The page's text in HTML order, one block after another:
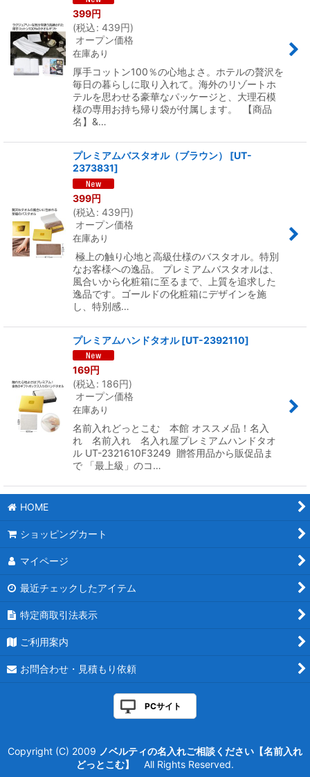
399円
(税込: 439円)
オープン価格
在庫あり
厚手コットン100％の心地よさ。ホテルの贅沢を
毎日の暮らしに取り入れて。海外のリゾートホ
テルを思わせる豪華なパッケージと、大理石模
様の専用お持ち帰り袋が付属します。 【商品
名】&…
プレミアムバスタオル（ブラウン） [UT-
2373831]
399円
(税込: 439円)
オープン価格
在庫あり
極上の触り心地と高級仕様のバスタオル。特別
なお客様への逸品。 プレミアムバスタオルは、
風合いから化粧箱に至るまで、上質を追求した
逸品です。ゴールドの化粧箱にデザインを施
し、特別感…
プレミアムハンドタオル [UT-2392110]
169円
(税込: 186円)
オープン価格
在庫あり
名前入れどっとこむ 本館 オススメ品！名入
れ 名前入れ 名入れ屋プレミアムハンドタオ
ル UT-2321610F3249 贈答用品から販促品ま
で 「最上級」のコ…
HOME
ショッピングカート
マイページ
最近チェックしたアイテム
特定商取引法表示
ご利用案内
お問合わせ・見積もり依頼
PCサイト
Copyright (C) 2009 ノベルティの名入れご相談ください【名前入れ
どっとこむ】
All Rights Reserved.